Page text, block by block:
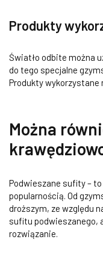
Produkty
Światło odbite można
do tego specjalne
Produkty wykorzystane
Można
Podwieszane sufity –
popularnością. Od
droższym, ze względu
sufitu podwieszanego,
rozwiązanie.